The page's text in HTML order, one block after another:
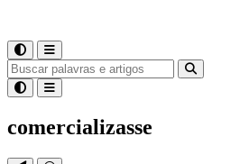
comercializasse